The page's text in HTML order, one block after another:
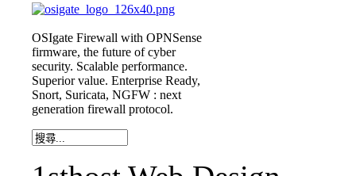
OSIgate Firewall with OPNSense
firmware, the future of cyber
security. Scalable performance.
Superior value. Enterprise Ready,
Snort, Suricata, NGFW : next
generation firewall protocol.